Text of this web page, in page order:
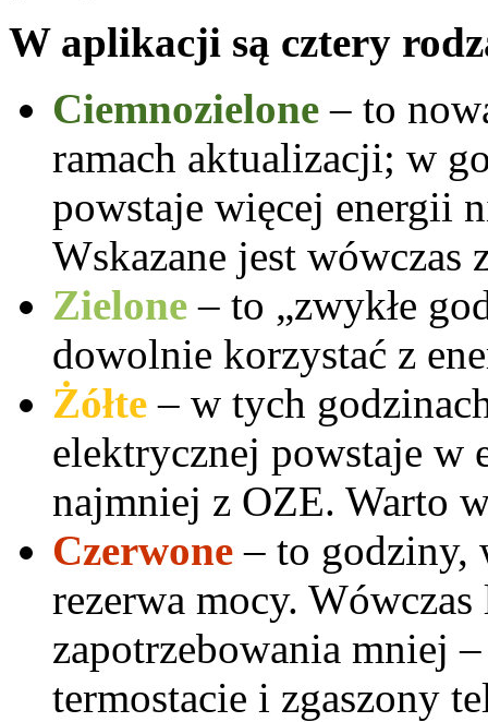
W aplikacji są cztery
Ciemnozielone – to
ramach aktualizacji; w
powstaje więcej energii
Wskazane jest wówczas
Zielone – to „zwykłe
dowolnie korzystać z
Żółte – w tych
elektrycznej powstaje w
najmniej z OZE. Warto
Czerwone – to godziny,
rezerwa mocy.
zapotrzebowania mniej
termostacie i zgaszony